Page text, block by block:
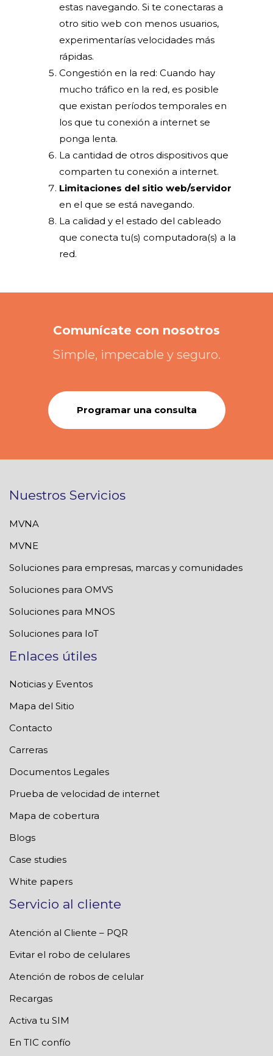
estas navegando. Si te conectaras a
otro sitio web con menos usuarios,
experimentarías velocidades más
rápidas.
Congestión en la red: Cuando hay
mucho tráfico en la red, es posible
que existan períodos temporales en
los que tu conexión a internet se
ponga lenta.
La cantidad de otros dispositivos que
comparten tu conexión a internet.
Limitaciones del sitio web/servidor
en el que se está navegando.
La calidad y el estado del cableado
que conecta tu(s) computadora(s) a la
red.
Comunícate con nosotros
Simple, impecable y seguro.
Programar una consulta
Nuestros Servicios
MVNA
MVNE
Soluciones para empresas, marcas y comunidades
Soluciones para OMVS
Soluciones para MNOS
Soluciones para IoT
Enlaces útiles
Noticias y Eventos
Mapa del Sitio
Contacto
Carreras
Documentos Legales
Prueba de velocidad de internet
Mapa de cobertura
Blogs
Case studies
White papers
Servicio al cliente
Atención al Cliente – PQR
Evitar el robo de celulares
Atención de robos de celular
Recargas
Activa tu SIM
En TIC confío